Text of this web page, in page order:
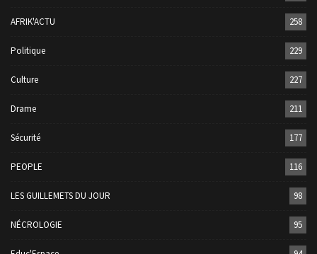
AFRIK'ACTU 258
Politique 229
Culture 227
Drame 211
Sécurité 177
PEOPLE 116
LES GUILLEMETS DU JOUR 98
NÉCROLOGIE 95